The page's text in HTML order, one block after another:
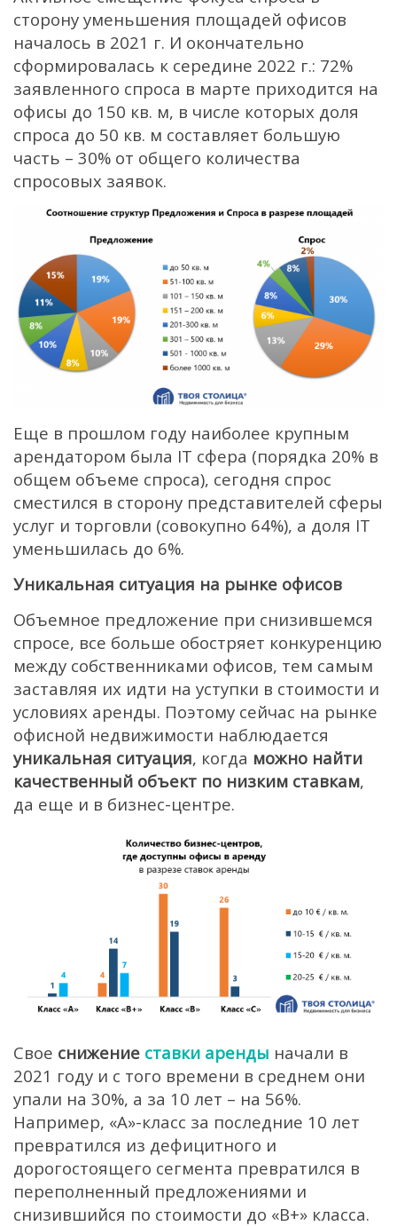
сторону уменьшения площадей офисов
началось в 2021 г. И окончательно
сформировалась к середине 2022 г.: 72%
заявленного спроса в марте приходится на
офисы до 150 кв. м, в числе которых доля
спроса до 50 кв. м составляет большую
часть – 30% от общего количества
спросовых заявок.
Еще в прошлом году наиболее крупным
арендатором была IT сфера (порядка 20% в
общем объеме спроса), сегодня спрос
сместился в сторону представителей сферы
услуг и торговли (совокупно 64%), а доля IT
уменьшилась до 6%.
Уникальная ситуация на рынке офисов
Объемное предложение при снизившемся
спросе, все больше обостряет конкуренцию
между собственниками офисов, тем самым
заставляя их идти на уступки в стоимости и
условиях аренды. Поэтому сейчас на рынке
офисной недвижимости наблюдается
уникальная ситуация, когда можно найти
качественный объект по низким ставкам,
да еще и в бизнес-центре.
Свое снижение ставки аренды начали в
2021 году и с того времени в среднем они
упали на 30%, а за 10 лет – на 56%.
Например, «А»-класс за последние 10 лет
превратился из дефицитного и
дорогостоящего сегмента превратился в
переполненный предложениями и
снизившийся по стоимости до «В+» класса.